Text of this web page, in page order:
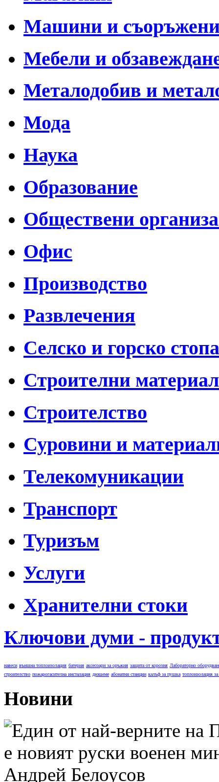
Машини и
Мебели и
Металодобив и
Мода
Наука
Образование
Обществени
Офис
Производство
Развлечения
Селско и горско
Строителни
Строителство
Суровини и
Телекомуникации
Транспорт
Туризъм
Услуги
Хранителни стоки
Ключови думи -
навеси външна топлоизолация батерия аксесоари за оръжия защита от корозия Лабораторно
строителство пожарогасителна инсталация дюшеме абонатни станции калъф за пушка топлоизолация
Новини